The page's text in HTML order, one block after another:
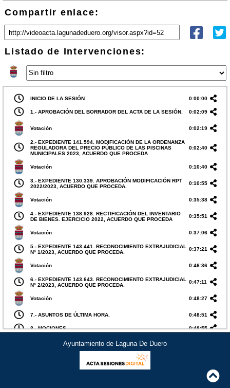
Compartir enlace:
Listado de Intervenciones:
INICIO DE LA SESIÓN 0:00:00
1.- APROBACIÓN DEL BORRADOR DEL ACTA DE LA SESIÓN. 0:02:09
Votación 0:02:19
2.- EXPEDIENTE 141.594. MODIFICACIÓN DE LA ORDENANZA
REGULADORA DEL PRECIO PÚBLICO DE LAS PISCINAS
MUNICIPALES 2023, ACUERDO QUE PROCEDA
0:02:40
Votación 0:10:40
3.- EXPEDIENTE 130.339. APROBACIÓN MODIFICACIÓN RPT
2022/2023, ACUERDO QUE PROCEDA.
0:10:55
Votación 0:35:38
4.- EXPEDIENTE 138.928. RECTIFICACIÓN DEL INVENTARIO
DE BIENES. EJERCICIO 2022, ACUERDO QUE PROCEDA
0:35:51
Votación 0:37:06
5.- EXPEDIENTE 143.441. RECONOCIMIENTO EXTRAJUDICIAL
Nº 1/2023, ACUERDO QUE PROCEDA.
0:37:21
Votación 0:46:36
6.- EXPEDIENTE 143.643. RECONOCIMIENTO EXTRAJUDICIAL
Nº 2/2023, ACUERDO QUE PROCEDA.
0:47:11
Votación 0:48:27
7.- ASUNTOS DE ÚLTIMA HORA. 0:48:51
8.- MOCIONES.
0:48:55
POLÍTICOS IL, PSOE, PP, C,S E IU-PODEMOS CON MOTIVO
DEL DÍA 8 DE MARZO, DÍA INTERNACIONAL DE LA MUJER.
Ayuntamiento de Laguna De Duero